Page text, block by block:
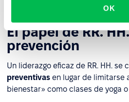
OK
El papel de RR.
prevención
Un liderazgo eficaz de RR. HH. se
preventivas en lugar de limitarse
bienestar» como clases de yoga